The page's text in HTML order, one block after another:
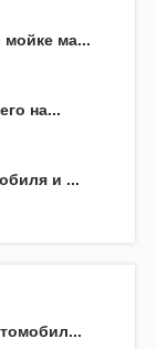
ма...
на...
и ...